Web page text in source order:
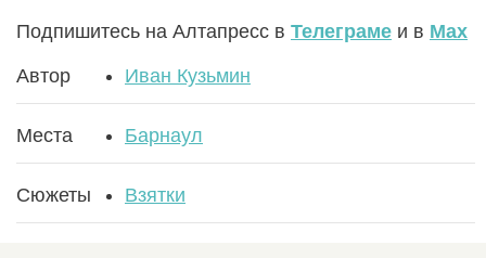
Подпишитесь на Алтапресс в Телеграме и в Max
Автор Иван Кузьмин
Места Барнаул
Сюжеты Взятки